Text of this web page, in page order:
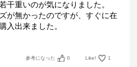
干重いのが気になりました。
が無かったのですが、すぐに在
入出来ました。
参考になった 0 Like! 1